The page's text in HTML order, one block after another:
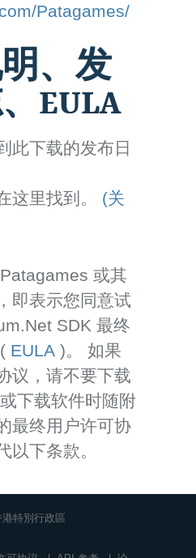
Patagames/
、发
EULA
此下载的发布日
这里找到。 (关
或其
即表示您同意试
SDK 最终
EULA )。 如果
议，请不要下载
下载软件时随附
最终用户许可协
以下条款。
特別行政區